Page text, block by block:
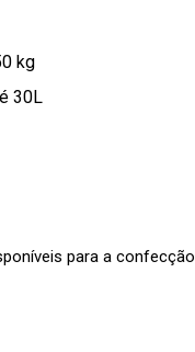
kg
30L
para a confecção